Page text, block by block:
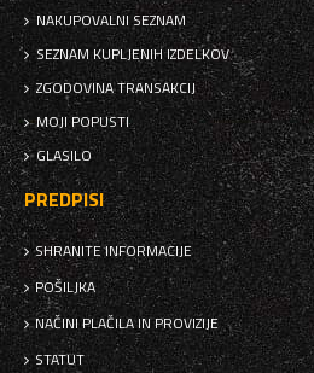
NAKUPOVALNI SEZNAM
SEZNAM KUPLJENIH IZDELKOV
ZGODOVINA TRANSAKCIJ
MOJI POPUSTI
GLASILO
PREDPISI
SHRANITE INFORMACIJE
POŠILJKA
NAČINI PLAČILA IN PROVIZIJE
STATUT